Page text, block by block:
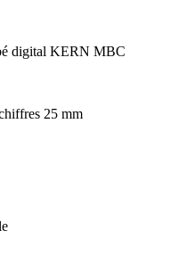
digital KERN MBC
25 mm